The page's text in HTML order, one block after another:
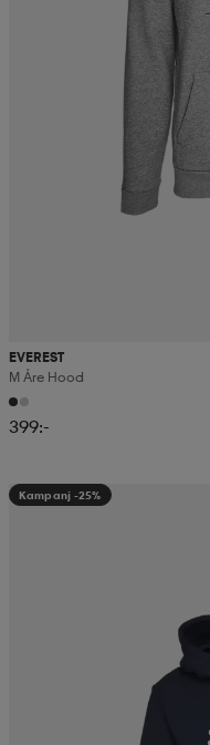
EVEREST
M Åre Hood
399:-
Kampanj -25%